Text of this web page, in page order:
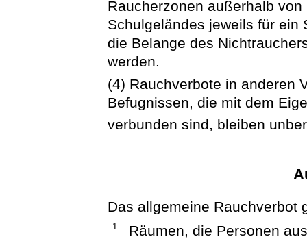
Raucherzonen außerhalb
Schulgeländes jeweils für ein
die Belange des
werden.
(4) Rauchverbote in anderen
Befugnissen, die mit dem
verbunden sind, bleiben
Das allgemeine Rauchverbot
1.
Räumen, die Personen